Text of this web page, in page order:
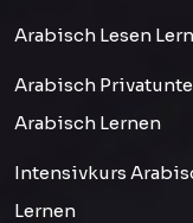
Arabisch Lesen
Arabisch
Arabisch Lernen
Intensivkurs
Lernen